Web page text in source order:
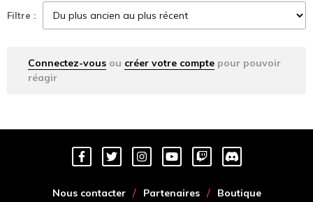
Filtre :
Connectez-vous ou créer votre compte pour pouvoir
réagir
Nous contacter Partenaires
Boutique